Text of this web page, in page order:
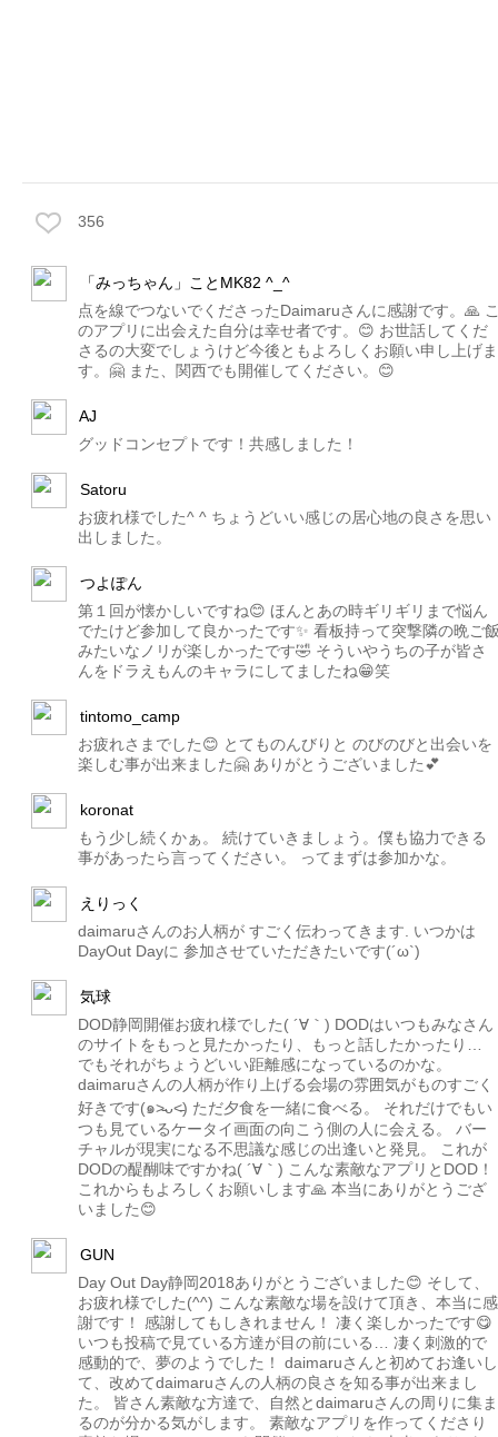
356
「みっちゃん」ことMK82 ^_^
点を線でつないでくださったDaimaruさんに感謝です。🙏
のアプリに出会えた自分は幸せ者です。😊 お世話してくだ
さるの大変でしょうけど今後ともよろしくお願い申し上げま
す。🤗 また、関西でも開催してください。😊
AJ
グッドコンセプトです！共感しました！
Satoru
お疲れ様でした^ ^ ちょうどいい感じの居心地の良さを思い
出しました。
つよぽん
第１回が懐かしいですね😊 ほんとあの時ギリギリまで悩ん
でたけど参加して良かったです✨ 看板持って突撃隣の晩ご
みたいなノリが楽しかったです🤣 そういやうちの子が皆さ
んをドラえもんのキャラにしてましたね😁笑
tintomo_camp
お疲れさまでした😊 とてものんびりと のびのびと出会いを
楽しむ事が出来ました🤗 ありがとうございました💕
koronat
もう少し続くかぁ。 続けていきましょう。僕も協力できる
事があったら言ってください。 ってまずは参加かな。
えりっく
daimaruさんのお人柄が すごく伝わってきます. いつかは
DayOut Dayに 参加させていただきたいです(´ω`)
気球
DOD静岡開催お疲れ様でした( ´∀｀) DODはいつもみなさん
のサイトをもっと見たかったり、もっと話したかったり…
でもそれがちょうどいい距離感になっているのかな。
daimaruさんの人柄が作り上げる会場の雰囲気がものすごく
好きです(๑˃̵ᴗ˂̵) ただ夕食を一緒に食べる。 それだけでもい
つも見ているケータイ画面の向こう側の人に会える。 バー
チャルが現実になる不思議な感じの出逢いと発見。 これが
DODの醍醐味ですかね( ´∀｀) こんな素敵なアプリとDOD！
これからもよろしくお願いします🙏 本当にありがとうござ
いました😊
GUN
Day Out Day静岡2018ありがとうございました😊 そして、
お疲れ様でした(^^) こんな素敵な場を設けて頂き、本当に感
謝です！ 感謝してもしきれません！ 凄く楽しかったです😋
いつも投稿で見ている方達が目の前にいる… 凄く刺激的で
感動的で、夢のようでした！ daimaruさんと初めてお逢いし
て、改めてdaimaruさんの人柄の良さを知る事が出来まし
た。 皆さん素敵な方達で、自然とdaimaruさんの周りに集ま
るのが分かる気がします。 素敵なアプリを作ってくださり